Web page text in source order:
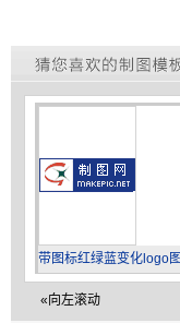
带图标红绿蓝变化logo
«向左滚动